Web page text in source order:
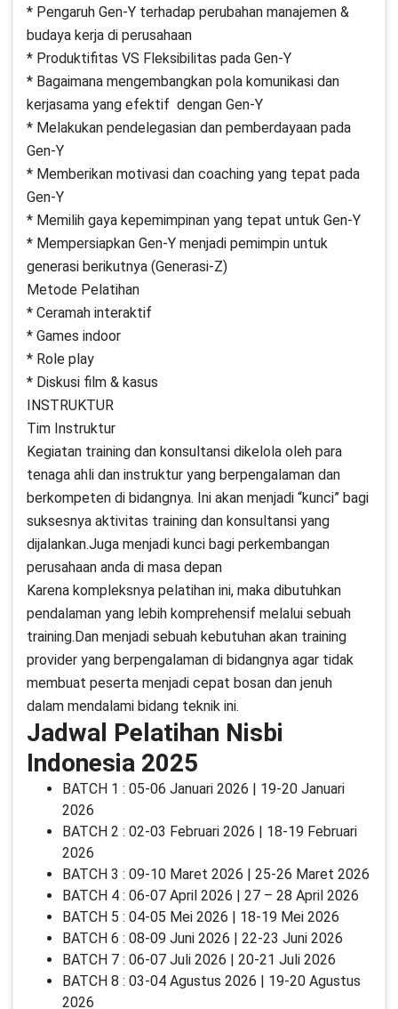
* Pengaruh Gen-Y terhadap perubahan manajemen &
budaya kerja di perusahaan
* Produktifitas VS Fleksibilitas pada Gen-Y
* Bagaimana mengembangkan pola komunikasi dan
kerjasama yang efektif dengan Gen-Y
* Melakukan pendelegasian dan pemberdayaan pada
Gen-Y
* Memberikan motivasi dan coaching yang tepat pada
Gen-Y
* Memilih gaya kepemimpinan yang tepat untuk Gen-Y
* Mempersiapkan Gen-Y menjadi pemimpin untuk
generasi berikutnya (Generasi-Z)
Metode Pelatihan
* Ceramah interaktif
* Games indoor
* Role play
* Diskusi film & kasus
INSTRUKTUR
Tim Instruktur
Kegiatan training dan konsultansi dikelola oleh para
tenaga ahli dan instruktur yang berpengalaman dan
berkompeten di bidangnya. Ini akan menjadi “kunci” bagi
suksesnya aktivitas training dan konsultansi yang
dijalankan.Juga menjadi kunci bagi perkembangan
perusahaan anda di masa depan
Karena kompleksnya pelatihan ini, maka dibutuhkan
pendalaman yang lebih komprehensif melalui sebuah
training.Dan menjadi sebuah kebutuhan akan training
provider yang berpengalaman di bidangnya agar tidak
membuat peserta menjadi cepat bosan dan jenuh
dalam mendalami bidang teknik ini.
Jadwal Pelatihan Nisbi
Indonesia 2025
BATCH 1 : 05-06 Januari 2026 | 19-20 Januari
2026
BATCH 2 : 02-03 Februari 2026 | 18-19 Februari
2026
BATCH 3 : 09-10 Maret 2026 | 25-26 Maret 2026
BATCH 4 : 06-07 April 2026 | 27 – 28 April 2026
BATCH 5 : 04-05 Mei 2026 | 18-19 Mei 2026
BATCH 6 : 08-09 Juni 2026 | 22-23 Juni 2026
BATCH 7 : 06-07 Juli 2026 | 20-21 Juli 2026
BATCH 8 : 03-04 Agustus 2026 | 19-20 Agustus
2026